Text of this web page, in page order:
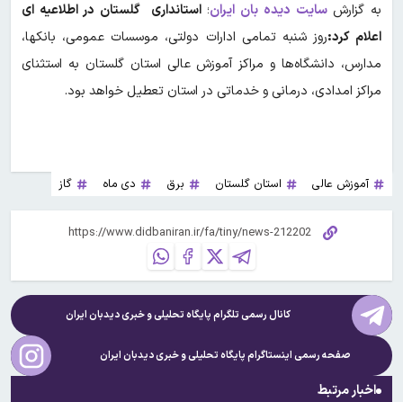
به گزارشسایت دیده بان ایران؛استانداری گلستان در اطلاعیه ای
اعلام کرد:روز شنبه تمامی ادارات دولتی، موسسات عمومی، بانکها،
مدارس، دانشگاه‌ها و مراکز آموزش عالی استان گلستان به استثنای
مراکز امدادی، درمانی و خدماتی در استان تعطیل خواهد بود.
آموزش عالی استان گلستان برق دی ماه گاز
کانال رسمی تلگرام پایگاه تحلیلی و خبریدیدبان ایران
صفحه رسمی اینستاگرام پایگاه تحلیلی و خبریدیدبان ایران
اخبار مرتبط